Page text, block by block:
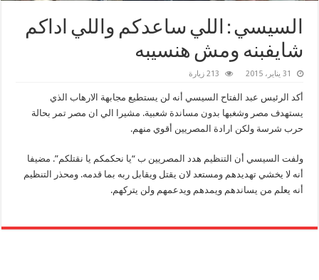
السيسي : اللي ساعدكم واللي اداكم
شايفبنه ومش هنسيبه
31 يناير، 2015 213 زيارة
أكد الرئيس عبد الفتاح السيسي أنه لن يستطيع مجابهة الارهاب الذي
يستهدف مصر وشغبها بدون مساندة شعبية. مشيرا الي ان مصر تمر بحالة
حرب شرسة ولكن ارادة المصريين أقوي منهم.
ولفت السيسي أن التنظيم هدد المصريين ب “يا نحكمكم يا نقتلكم”. مضيفا
أنه لا يخشي تهديدهم ومستعد لان يقتل ويقابل ربه بما قدمه. ومحذر التنظيم
أنه يعلم من يساندهم ويمدهم ويدعمهم ولن يتركهم.